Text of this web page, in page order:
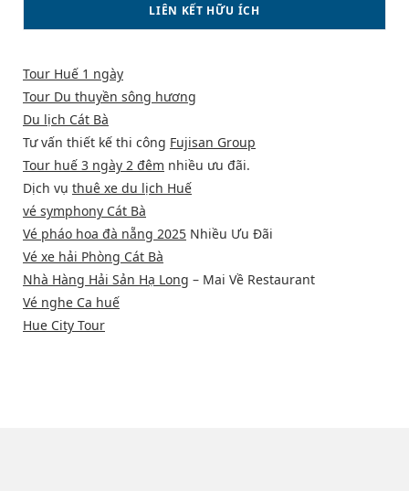
LIÊN KẾT HỮU ÍCH
Tour Huế 1 ngày
Tour Du thuyền sông hương
Du lịch Cát Bà
Tư vấn thiết kế thi công Fujisan Group
Tour huế 3 ngày 2 đêm nhiều ưu đãi.
Dịch vụ thuê xe du lịch Huế
vé symphony Cát Bà
Vé pháo hoa đà nẵng 2025 Nhiều Ưu Đãi
Vé xe hải Phòng Cát Bà
Nhà Hàng Hải Sản Hạ Long – Mai Về Restaurant
Vé nghe Ca huế
Hue City Tour